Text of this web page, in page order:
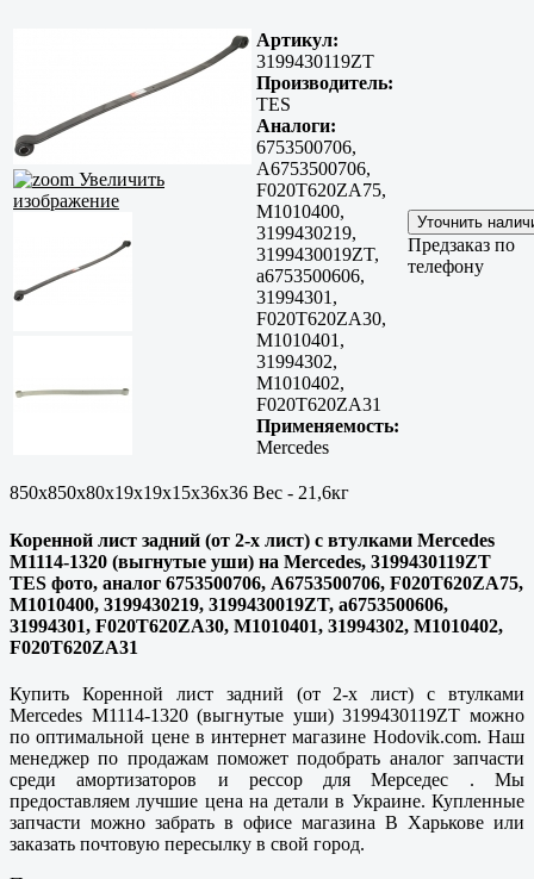
Увеличить
изображение
Артикул:
3199430119ZT
Производитель:
TES
Аналоги:
6753500706,
A6753500706,
F020T620ZA75,
M1010400,
3199430219,
3199430019ZT,
a6753500606,
31994301,
F020T620ZA30,
M1010401,
31994302,
M1010402,
F020T620ZA31
Применяемость:
Mercedes
Предзаказ по
телефону
850x850x80x19x19x15x36x36 Вес - 21,6кг
Коренной лист задний (от 2-х лист) c втулками Mercedes
М1114-1320 (выгнутые уши) на Mercedes, 3199430119ZT
TES фото, аналог 6753500706, A6753500706, F020T620ZA75,
M1010400, 3199430219, 3199430019ZT, a6753500606,
31994301, F020T620ZA30, M1010401, 31994302, M1010402,
F020T620ZA31
Купить Коренной лист задний (от 2-х лист) c втулками
Mercedes М1114-1320 (выгнутые уши) 3199430119ZT можно
по оптимальной цене в интернет магазине Hodovik.com. Наш
менеджер по продажам поможет подобрать аналог запчасти
среди амортизаторов и рессор для Мерседес . Мы
предоставляем лучшие цена на детали в Украине. Купленные
запчасти можно забрать в офисе магазина В Харькове или
заказать почтовую пересылку в свой город.